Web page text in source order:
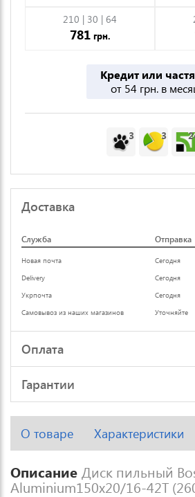
210 | 30 | 64
781грн.
Кредит или
от 54 грн. в
3 3
Доставка
Служба Отправка
Новая почта Сегодня
Delivery
Сегодня
Укрпочта
Сегодня
Самовывоз из наших магазинов
Уточняйте
Оплата
Гарантии
О товаре Характеристики
Описание Диск пильный
Aluminium150x20/16-42T